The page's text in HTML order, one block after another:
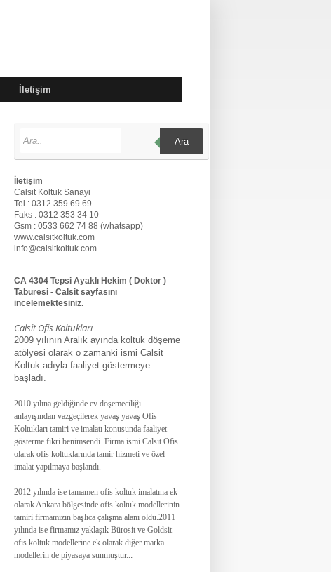
İletişim
Ara
İletişim
Calsit Koltuk Sanayi
Tel : 0312 359 69 69
Faks : 0312 353 34 10
Gsm : 0533 662 74 88 (whatsapp)
www.calsitkoltuk.com
info@calsitkoltuk.com
CA 4304 Tepsi Ayaklı Hekim ( Doktor )
Taburesi - Calsit sayfasını
incelemektesiniz.
Calsit Ofis Koltukları
2009 yılının Aralık ayında koltuk döşeme
atölyesi olarak o zamanki ismi Calsit
Koltuk adıyla faaliyet göstermeye
başladı.
2010 yılına geldiğinde ev döşemeciliği
anlayışından vazgeçilerek yavaş yavaş Ofis
Koltukları tamiri ve imalatı konusunda faaliyet
gösterme fikri benimsendi. Firma ismi Calsit Ofis
olarak ofis koltuklarında tamir hizmeti ve özel
imalat yapılmaya başlandı.
2012 yılında ise tamamen ofis koltuk imalatına ek
olarak Ankara bölgesinde ofis koltuk modellerinin
tamiri firmamızın başlıca çalışma alanı oldu.2011
yılında ise firmamız yaklaşık Bürosit ve Goldsit
ofis koltuk modellerine ek olarak diğer marka
modellerin de piyasaya sunmuştur...